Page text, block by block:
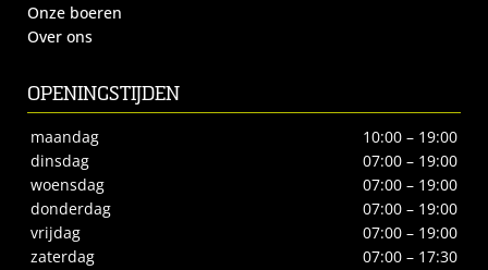
Onze boeren
Over ons
OPENINGSTIJDEN
maandag
10:00 – 19:00
dinsdag
07:00 – 19:00
woensdag
07:00 – 19:00
donderdag
07:00 – 19:00
vrijdag
07:00 – 19:00
zaterdag
07:00 – 17:30